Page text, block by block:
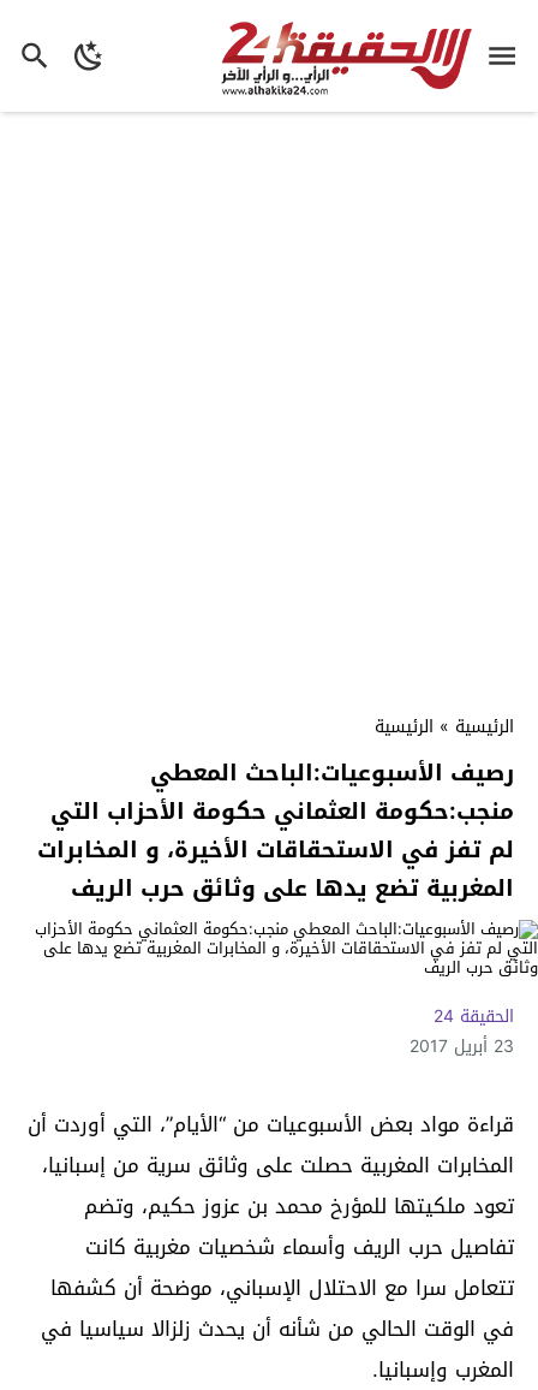
الرئيسية » الرئيسية
رصيف الأسبوعيات:الباحث المعطي
منجب:حكومة العثماني حكومة الأحزاب التي
لم تفز في الاستحقاقات الأخيرة، و المخابرات
المغربية تضع يدها على وثائق حرب الريف
الحقيقة 24
23 أبريل 2017
قراءة مواد بعض الأسبوعيات من “الأيام”، التي أوردت أن
المخابرات المغربية حصلت على وثائق سرية من إسبانيا،
تعود ملكيتها للمؤرخ محمد بن عزوز حكيم، وتضم
تفاصيل حرب الريف وأسماء شخصيات مغربية كانت
تتعامل سرا مع الاحتلال الإسباني، موضحة أن كشفها
في الوقت الحالي من شأنه أن يحدث زلزالا سياسيا في
المغرب وإسبانيا.